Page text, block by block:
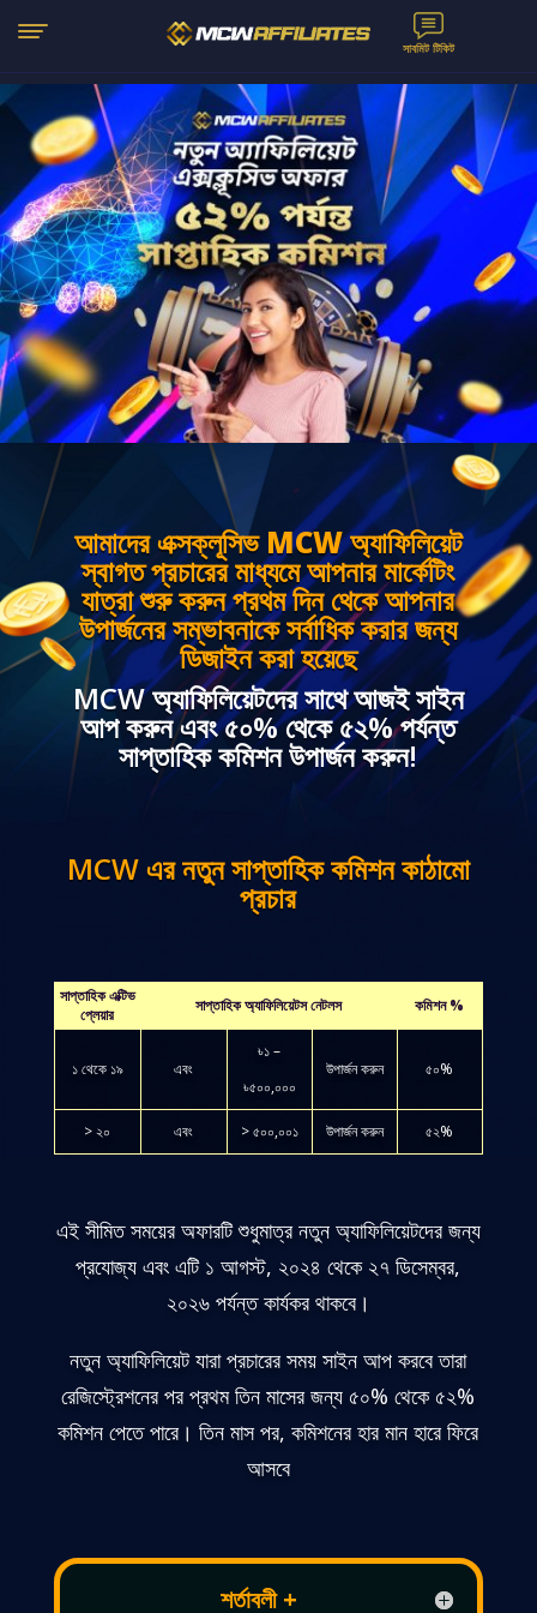
সাবমিট টিকিট
আমাদের এক্সক্লূসিভ MCW অ্যাফিলিয়েট
স্বাগত প্রচারের মাধ্যমে আপনার মার্কেটিং
যাত্রা শুরু করুন প্রথম দিন থেকে আপনার
উপার্জনের সম্ভাবনাকে সর্বাধিক করার জন্য
ডিজাইন করা হয়েছে
MCW অ্যাফিলিয়েটদের সাথে আজই সাইন
আপ করুন এবং ৫০% থেকে ৫২% পর্যন্ত
সাপ্তাহিক কমিশন উপার্জন করুন!
MCW এর নতুন সাপ্তাহিক কমিশন কাঠামো
প্রচার
সাপ্তাহিক এক্টিভ
প্লেয়ার
সাপ্তাহিক অ্যাফিলিয়েটস নেটলস কমিশন %
১ থেকে ১৯ এবং
৳১ –
৳৫০০,০০০
উপার্জন করুন ৫০%
> ২০ এবং > ৫০০,০০১ উপার্জন করুন ৫২%
এই সীমিত সময়ের অফারটি শুধুমাত্র নতুন অ্যাফিলিয়েটদের জন্য
প্রযোজ্য এবং এটি ১ আগস্ট, ২০২৪ থেকে ২৭ ডিসেম্বর,
২০২৬ পর্যন্ত কার্যকর থাকবে।
নতুন অ্যাফিলিয়েট যারা প্রচারের সময় সাইন আপ করবে তারা
রেজিস্ট্রেশনের পর প্রথম তিন মাসের জন্য ৫০% থেকে ৫২%
কমিশন পেতে পারে। তিন মাস পর, কমিশনের হার মান হারে ফিরে
আসবে
শর্তাবলী +